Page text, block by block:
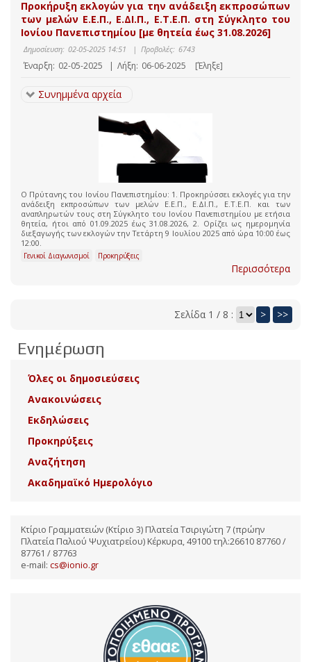
Προκήρυξη εκλογών για την ανάδειξη εκπροσώπων
των μελών Ε.Ε.Π., Ε.ΔΙ.Π., Ε.Τ.Ε.Π. στη Σύγκλητο του
Ιονίου Πανεπιστημίου [με θητεία έως 31.08.2026]
Δημοσίευση: 02-05-2025 14:51 | Προβολές: 6743
Έναρξη: 02-05-2025 | Λήξη: 06-06-2025 [Έληξε]
Συνημμένα αρχεία
Ο Πρύτανης του Ιονίου Πανεπιστημίου: 1. Προκηρύσσει εκλογές για την
ανάδειξη εκπροσώπων των μελών Ε.Ε.Π., Ε.ΔΙ.Π., Ε.Τ.Ε.Π. και των
αναπληρωτών τους στη Σύγκλητο του Ιονίου Πανεπιστημίου με ετήσια
θητεία, ήτοι από 01.09.2025 έως 31.08.2026, 2. Ορίζει ως ημερομηνία
διεξαγωγής των εκλογών την Τετάρτη 9 Ιουλίου 2025 από ώρα 10:00 έως
12:00.
Γενικοί Διαγωνισμοί Προκηρύξεις
Περισσότερα
Σελίδα 1 / 8 : > >>
Ενημέρωση
Όλες οι δημοσιεύσεις
Ανακοινώσεις
Εκδηλώσεις
Προκηρύξεις
Αναζήτηση
Ακαδημαϊκό Ημερολόγιο
Κτίριο Γραμματειών (Κτίριο 3) Πλατεία Τσιριγώτη 7 (πρώην
Πλατεία Παλιού Ψυχιατρείου) Κέρκυρα, 49100 τηλ:26610 87760 /
87761 / 87763
e-mail: cs@ionio.gr